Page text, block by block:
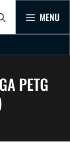
MENU
PETG